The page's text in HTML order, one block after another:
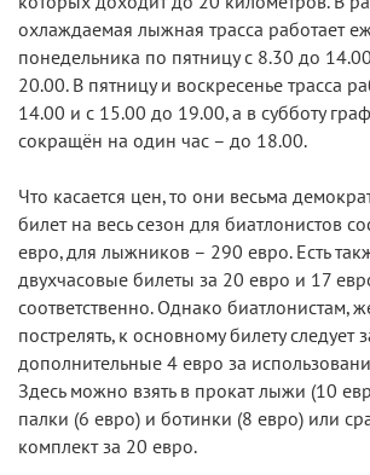
охлаждаемая лыжная трасса работает
понедельника по пятницу с 8.30 до
20.00. В пятницу и воскресенье трасса
14.00 и с 15.00 до 19.00, а в субботу
сокращён на один час – до 18.00.
Что касается цен, то они весьма
билет на весь сезон для биатлонистов
евро, для лыжников – 290 евро. Есть
двухчасовые билеты за 20 евро и 17
соответственно. Однако биатлонистам,
пострелять, к основному билету следует
дополнительные 4 евро за
Здесь можно взять в прокат лыжи (10
палки (6 евро) и ботинки (8 евро) или
комплект за 20 евро.